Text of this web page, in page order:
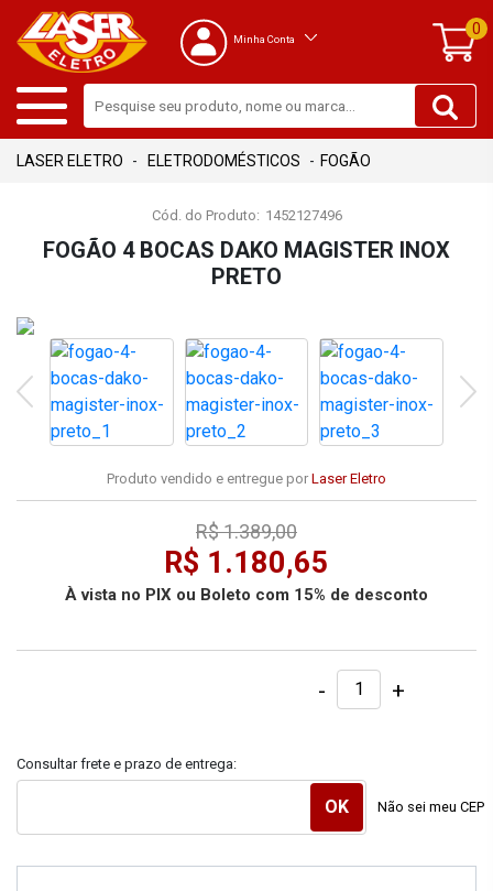
Minha Conta
0
ELETRODOMÉSTICOS FOGÃO
Cód. do Produto: 1452127496
FOGÃO 4 BOCAS DAKO MAGISTER INOX
PRETO
Produto vendido e entregue por Laser Eletro
R$ 1.180,65
À vista no PIX ou Boleto com 15% de desconto
R$ 1.389,00
- +
Consultar frete e prazo de entrega:
Não sei meu CEP